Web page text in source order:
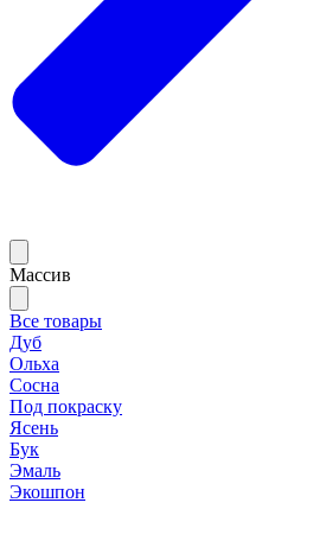
Массив
Все товары
Дуб
Ольха
Сосна
Под покраску
Ясень
Бук
Эмаль
Экошпон